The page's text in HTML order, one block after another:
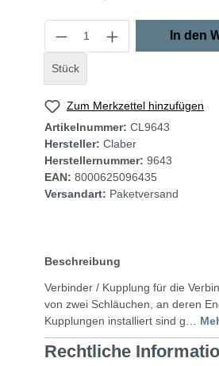
Stück
In den
Zum Merkzettel hinzufügen
Artikelnummer: CL9643
Hersteller: Claber
Herstellernummer: 9643
EAN: 8000625096435
Versandart: Paketversand
Beschreibung
Verbinder / Kupplung für die
von zwei Schläuchen, an deren
Kupplungen installiert sind g…
Rechtliche